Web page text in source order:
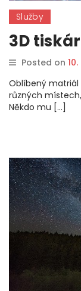
Služby
3D
Posted on
Oblíbený matriál
různých
Někdo mu […]